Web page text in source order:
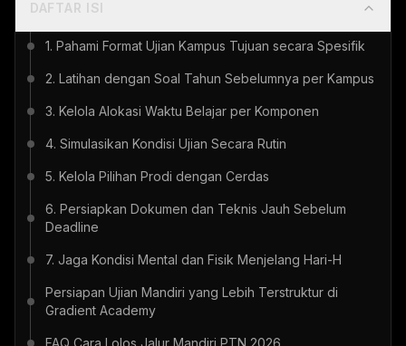
DAFTAR ISI
1. Pahami Format Ujian Kampus Tujuan secara Spesifik
2. Latihan dengan Soal Tahun Sebelumnya per Kampus
3. Kelola Alokasi Waktu Belajar per Komponen
4. Simulasikan Kondisi Ujian Secara Rutin
5. Kelola Pilihan Prodi dengan Cerdas
6. Persiapkan Dokumen dan Teknis Jauh Sebelum
Deadline
7. Jaga Kondisi Mental dan Fisik Menjelang Hari-H
Persiapan Ujian Mandiri yang Lebih Terstruktur di
Gradient Academy
FAQ Cara Lolos Jalur Mandiri PTN 2026